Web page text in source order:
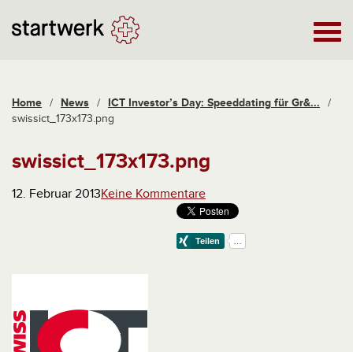
Home / News / ICT Investor’s Day: Speeddating für Gr&...
/
swissict_173x173.png
swissict_173x173.png
12. Februar 2013Keine Kommentare